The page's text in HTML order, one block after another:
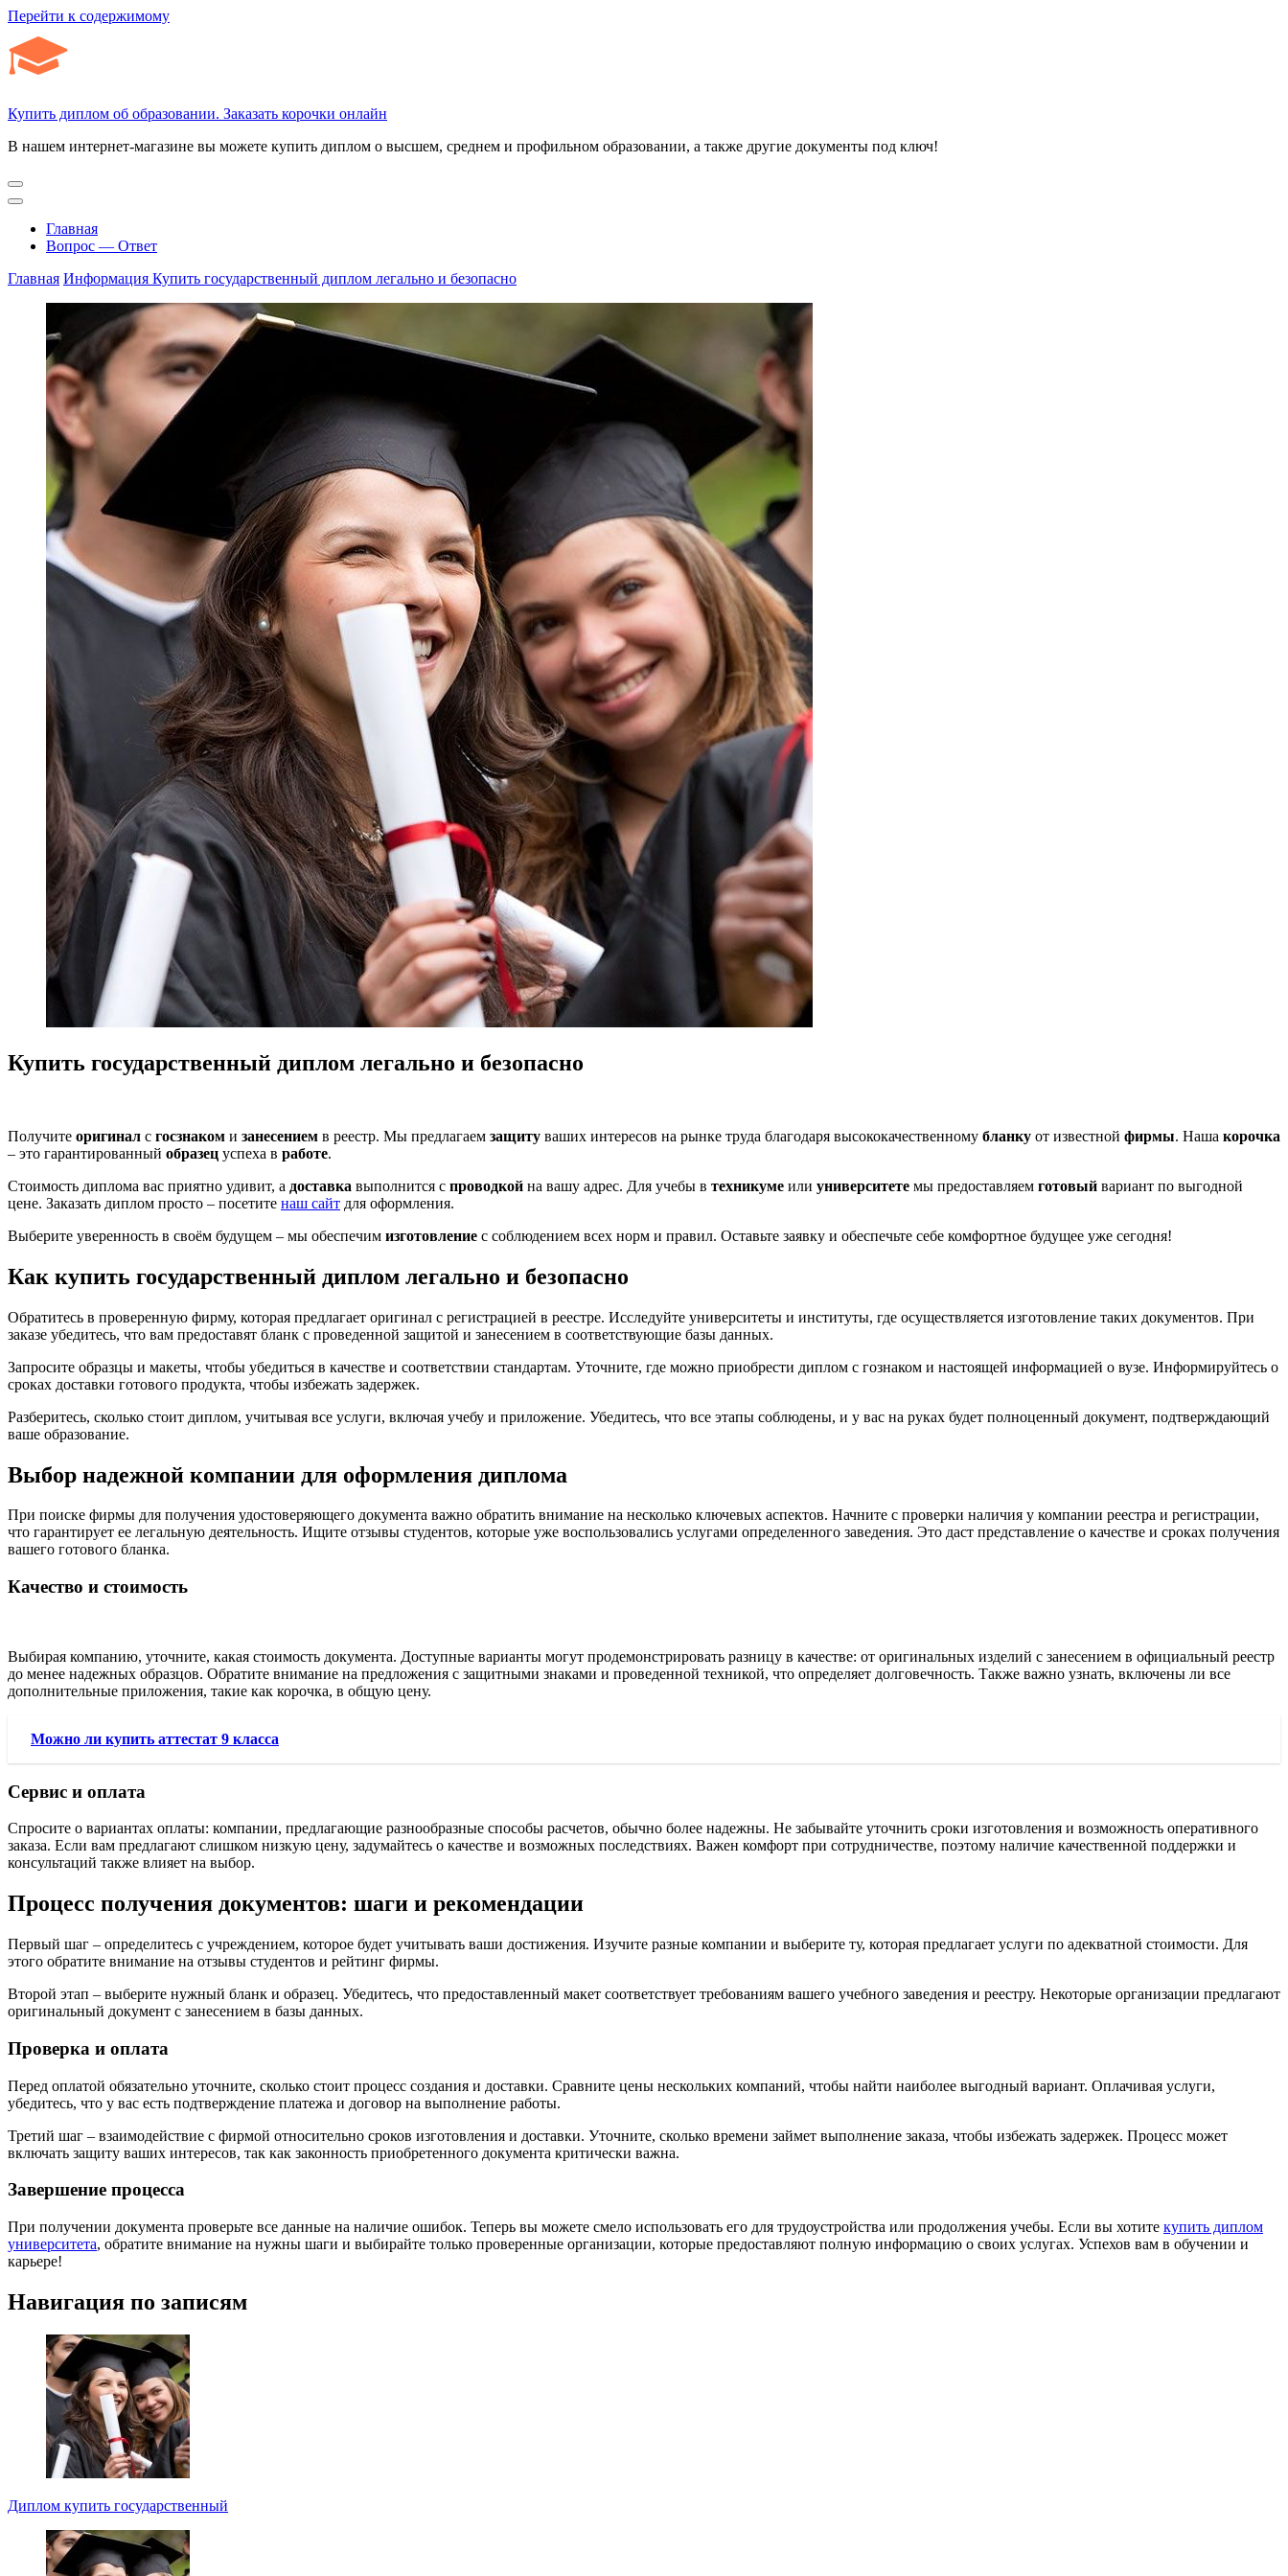
Перейти к содержимому
Купить диплом об образовании. Заказать корочки онлайн
В нашем интернет-магазине вы можете купить диплом о высшем, среднем и профильном образовании, а также другие документы под ключ!
Главная
Вопрос — Ответ
Главная Информация Купить государственный диплом легально и безопасно
Купить государственный диплом легально и безопасно
Получите оригинал с госзнаком и занесением в реестр. Мы предлагаем защиту ваших интересов на рынке труда благодаря высококачественному бланку от известной фирмы. Наша корочка
– это гарантированный образец успеха в работе.
Стоимость диплома вас приятно удивит, а доставка выполнится с проводкой на вашу адрес. Для учебы в техникуме или университете мы предоставляем готовый вариант по выгодной
цене. Заказать диплом просто – посетите наш сайт для оформления.
Выберите уверенность в своём будущем – мы обеспечим изготовление с соблюдением всех норм и правил. Оставьте заявку и обеспечьте себе комфортное будущее уже сегодня!
Как купить государственный диплом легально и безопасно
Обратитесь в проверенную фирму, которая предлагает оригинал с регистрацией в реестре. Исследуйте университеты и институты, где осуществляется изготовление таких документов. При
заказе убедитесь, что вам предоставят бланк с проведенной защитой и занесением в соответствующие базы данных.
Запросите образцы и макеты, чтобы убедиться в качестве и соответствии стандартам. Уточните, где можно приобрести диплом с гознаком и настоящей информацией о вузе. Информируйтесь о
сроках доставки готового продукта, чтобы избежать задержек.
Разберитесь, сколько стоит диплом, учитывая все услуги, включая учебу и приложение. Убедитесь, что все этапы соблюдены, и у вас на руках будет полноценный документ, подтверждающий
ваше образование.
Выбор надежной компании для оформления диплома
При поиске фирмы для получения удостоверяющего документа важно обратить внимание на несколько ключевых аспектов. Начните с проверки наличия у компании реестра и регистрации,
что гарантирует ее легальную деятельность. Ищите отзывы студентов, которые уже воспользовались услугами определенного заведения. Это даст представление о качестве и сроках получения
вашего готового бланка.
Качество и стоимость
Выбирая компанию, уточните, какая стоимость документа. Доступные варианты могут продемонстрировать разницу в качестве: от оригинальных изделий с занесением в официальный реестр
до менее надежных образцов. Обратите внимание на предложения с защитными знаками и проведенной техникой, что определяет долговечность. Также важно узнать, включены ли все
дополнительные приложения, такие как корочка, в общую цену.
Можно ли купить аттестат 9 класса
Сервис и оплата
Спросите о вариантах оплаты: компании, предлагающие разнообразные способы расчетов, обычно более надежны. Не забывайте уточнить сроки изготовления и возможность оперативного
заказа. Если вам предлагают слишком низкую цену, задумайтесь о качестве и возможных последствиях. Важен комфорт при сотрудничестве, поэтому наличие качественной поддержки и
консультаций также влияет на выбор.
Процесс получения документов: шаги и рекомендации
Первый шаг – определитесь с учреждением, которое будет учитывать ваши достижения. Изучите разные компании и выберите ту, которая предлагает услуги по адекватной стоимости. Для
этого обратите внимание на отзывы студентов и рейтинг фирмы.
Второй этап – выберите нужный бланк и образец. Убедитесь, что предоставленный макет соответствует требованиям вашего учебного заведения и реестру. Некоторые организации предлагают
оригинальный документ с занесением в базы данных.
Проверка и оплата
Перед оплатой обязательно уточните, сколько стоит процесс создания и доставки. Сравните цены нескольких компаний, чтобы найти наиболее выгодный вариант. Оплачивая услуги,
убедитесь, что у вас есть подтверждение платежа и договор на выполнение работы.
Третий шаг – взаимодействие с фирмой относительно сроков изготовления и доставки. Уточните, сколько времени займет выполнение заказа, чтобы избежать задержек. Процесс может
включать защиту ваших интересов, так как законность приобретенного документа критически важна.
Завершение процесса
При получении документа проверьте все данные на наличие ошибок. Теперь вы можете смело использовать его для трудоустройства или продолжения учебы. Если вы хотите купить диплом
университета, обратите внимание на нужны шаги и выбирайте только проверенные организации, которые предоставляют полную информацию о своих услугах. Успехов вам в обучении и
карьере!
Навигация по записям
Диплом купить государственный